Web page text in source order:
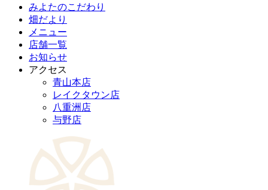
みよたのこだわり
畑だより
メニュー
店舗一覧
お知らせ
アクセス
青山本店
レイクタウン店
八重洲店
与野店